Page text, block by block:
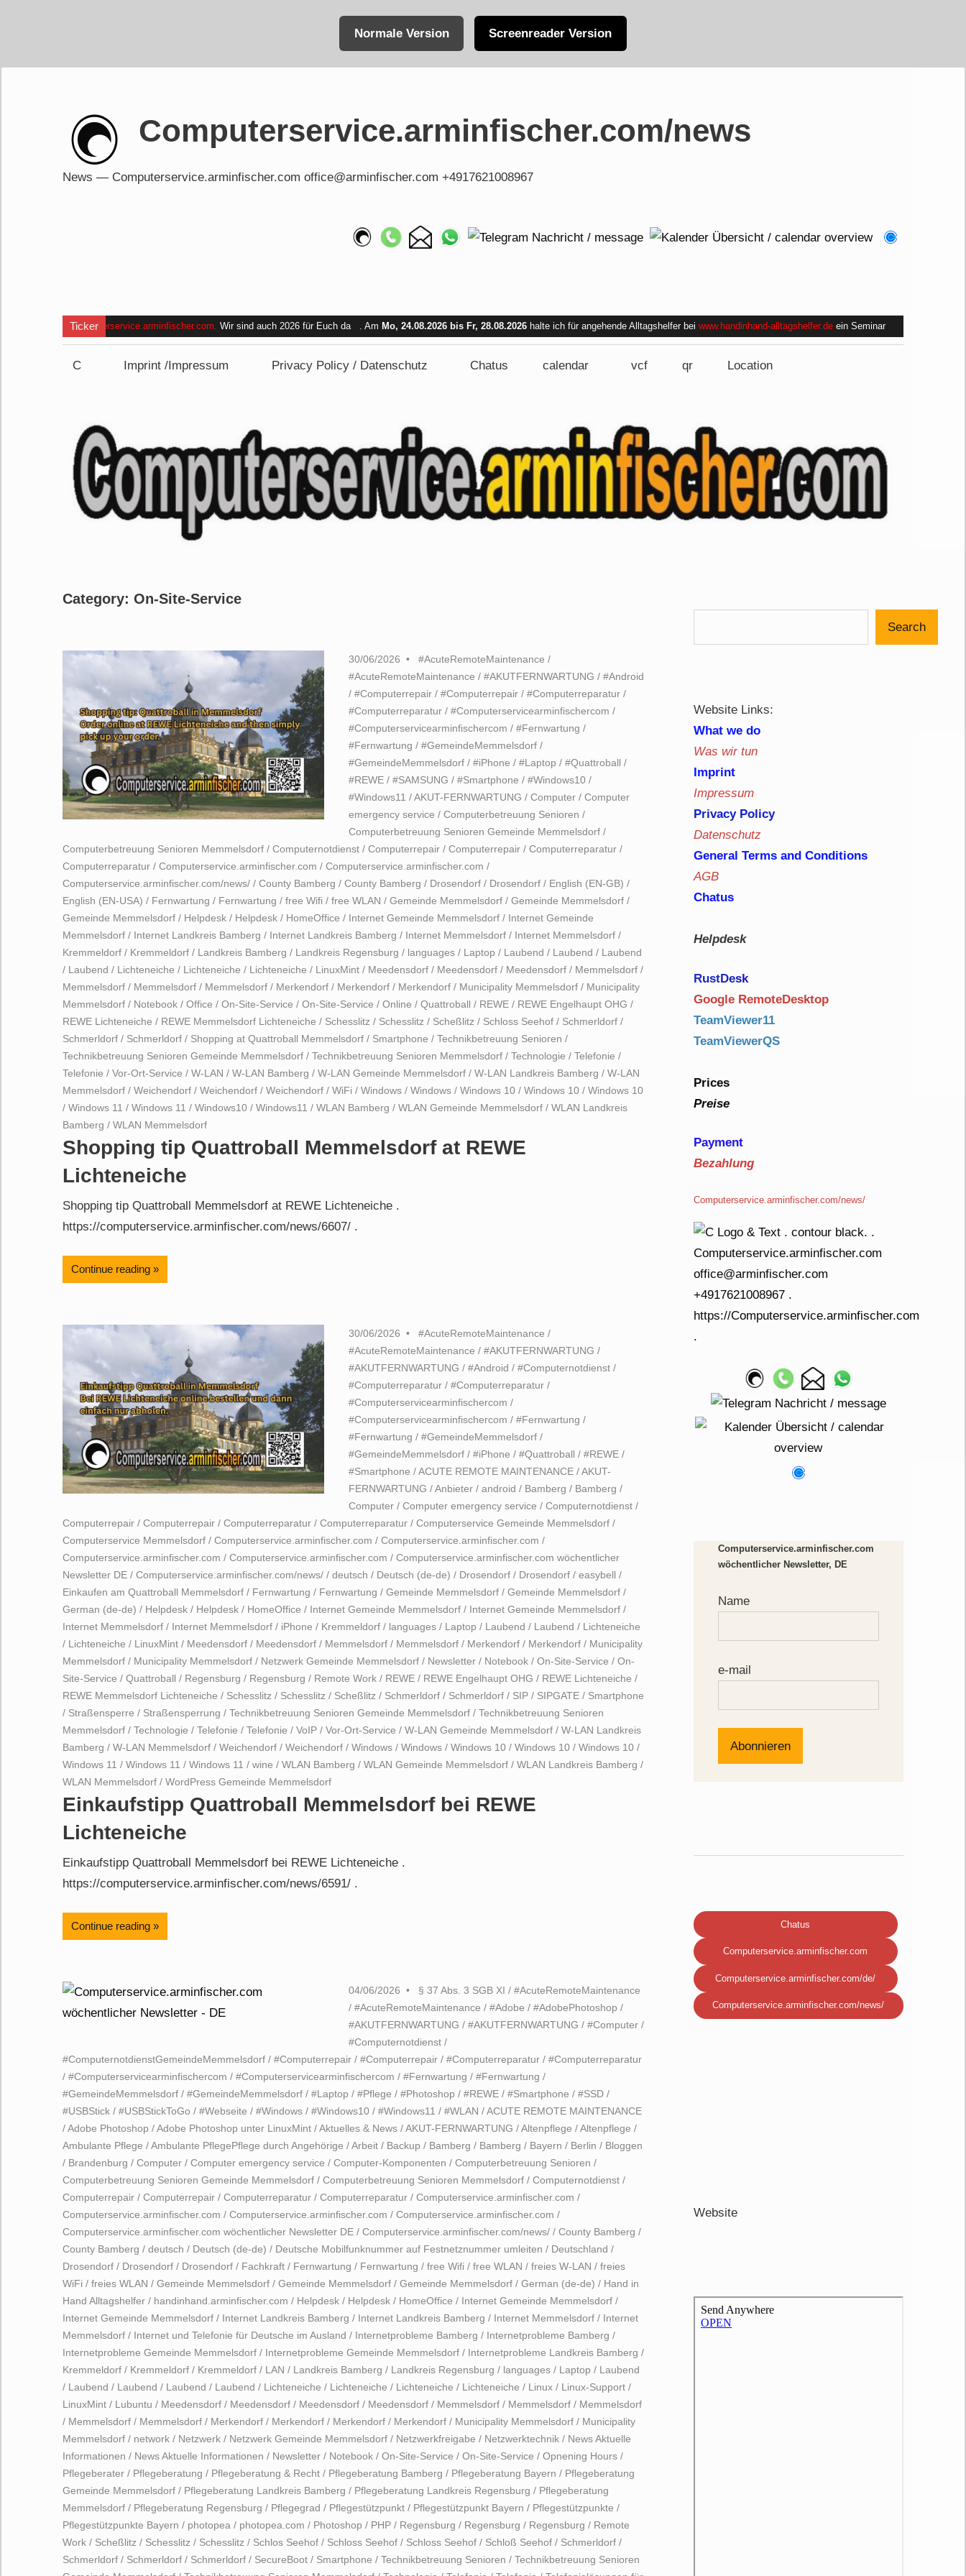
Normale Version Screenreader Version
content
Computerservice.arminfischer.com/news
News — Computerservice.arminfischer.com office@arminfischer.com +4917621008967
Ticker
Computerservice.arminfischer.com Wir sind auch 2026 für Euch da . Am Mo, 24.08.2026 bis Fr, 28.08.2026 halte ich für angehende Alltagshelfer bei www.handinhand-alltagshelfer.de ein Seminar
und bin im Zeitraumvon 09:00 bis 15:00 Uhr nicht erreichbar. Am Mi. 26.08.2026 sind wir nicht verfügbar.
C Imprint /Impressum Privacy Policy / Datenschutz Chatus calendar vcf qr Location
Category: On-Site-Service
30/06/2026 #AcuteRemoteMaintenance /
#AcuteRemoteMaintenance /#AKUTFERNWARTUNG /#Android
/#Computerrepair /#Computerrepair /#Computerreparatur /
#Computerreparatur /#Computerservicearminfischercom /
#Computerservicearminfischercom /#Fernwartung /
#Fernwartung /#GemeindeMemmelsdorf /
#GemeindeMemmelsdorf /#iPhone /#Laptop /#Quattroball /
#REWE /#SAMSUNG /#Smartphone /#Windows10 /
#Windows11 /AKUT-FERNWARTUNG /Computer /Computer
emergency service /Computerbetreuung Senioren /
Computerbetreuung Senioren Gemeinde Memmelsdorf /
Computerbetreuung Senioren Memmelsdorf / Computernotdienst / Computerrepair / Computerrepair / Computerreparatur /
Computerreparatur / Computerservice.arminfischer.com / Computerservice.arminfischer.com /
Computerservice.arminfischer.com/news/ / County Bamberg / County Bamberg / Drosendorf / Drosendorf / English (EN-GB) /
English (EN-USA) / Fernwartung / Fernwartung / free Wifi / free WLAN / Gemeinde Memmelsdorf / Gemeinde Memmelsdorf /
Gemeinde Memmelsdorf / Helpdesk / Helpdesk / HomeOffice / Internet Gemeinde Memmelsdorf / Internet Gemeinde
Memmelsdorf / Internet Landkreis Bamberg / Internet Landkreis Bamberg / Internet Memmelsdorf / Internet Memmelsdorf /
Kremmeldorf / Kremmeldorf / Landkreis Bamberg / Landkreis Regensburg / languages / Laptop / Laubend / Laubend / Laubend
/ Laubend / Lichteneiche / Lichteneiche / Lichteneiche / LinuxMint / Meedensdorf / Meedensdorf / Meedensdorf / Memmelsdorf /
Memmelsdorf / Memmelsdorf / Memmelsdorf / Merkendorf / Merkendorf / Merkendorf / Municipality Memmelsdorf / Municipality
Memmelsdorf / Notebook / Office / On-Site-Service / On-Site-Service / Online / Quattroball / REWE / REWE Engelhaupt OHG /
REWE Lichteneiche / REWE Memmelsdorf Lichteneiche / Schesslitz / Schesslitz / Scheßlitz / Schloss Seehof / Schmerldorf /
Schmerldorf / Schmerldorf / Shopping at Quattroball Memmelsdorf / Smartphone / Technikbetreuung Senioren /
Technikbetreuung Senioren Gemeinde Memmelsdorf / Technikbetreuung Senioren Memmelsdorf / Technologie / Telefonie /
Telefonie / Vor-Ort-Service / W-LAN / W-LAN Bamberg / W-LAN Gemeinde Memmelsdorf / W-LAN Landkreis Bamberg / W-LAN
Memmelsdorf / Weichendorf / Weichendorf / Weichendorf / WiFi / Windows / Windows / Windows 10 / Windows 10 / Windows 10
/ Windows 11 / Windows 11 / Windows10 / Windows11 / WLAN Bamberg / WLAN Gemeinde Memmelsdorf / WLAN Landkreis
Bamberg / WLAN Memmelsdorf
Shopping tip Quattroball Memmelsdorf at REWE
Lichteneiche
Shopping tip Quattroball Memmelsdorf at REWE Lichteneiche .
https://computerservice.arminfischer.com/news/6607/ .
Continue reading
30/06/2026 #AcuteRemoteMaintenance /
#AcuteRemoteMaintenance /#AKUTFERNWARTUNG /
#AKUTFERNWARTUNG /#Android /#Computernotdienst /
#Computerreparatur /#Computerreparatur /
#Computerservicearminfischercom /
#Computerservicearminfischercom /#Fernwartung /
#Fernwartung /#GemeindeMemmelsdorf /
#GemeindeMemmelsdorf /#iPhone /#Quattroball /#REWE /
#Smartphone /ACUTE REMOTE MAINTENANCE /AKUT-
FERNWARTUNG /Anbieter /android / Bamberg / Bamberg /
Computer /Computer emergency service /Computernotdienst /
Computerrepair / Computerrepair / Computerreparatur / Computerreparatur / Computerservice Gemeinde Memmelsdorf /
Computerservice Memmelsdorf / Computerservice.arminfischer.com / Computerservice.arminfischer.com /
Computerservice.arminfischer.com / Computerservice.arminfischer.com / Computerservice.arminfischer.com wöchentlicher
Newsletter DE / Computerservice.arminfischer.com/news/ / deutsch / Deutsch (de-de) / Drosendorf / Drosendorf / easybell /
Einkaufen am Quattroball Memmelsdorf / Fernwartung / Fernwartung / Gemeinde Memmelsdorf / Gemeinde Memmelsdorf /
German (de-de) / Helpdesk / Helpdesk / HomeOffice / Internet Gemeinde Memmelsdorf / Internet Gemeinde Memmelsdorf /
Internet Memmelsdorf / Internet Memmelsdorf / iPhone / Kremmeldorf / languages / Laptop / Laubend / Laubend / Lichteneiche
/ Lichteneiche / LinuxMint / Meedensdorf / Meedensdorf / Memmelsdorf / Memmelsdorf / Merkendorf / Merkendorf / Municipality
Memmelsdorf / Municipality Memmelsdorf / Netzwerk Gemeinde Memmelsdorf / Newsletter / Notebook / On-Site-Service / On-
Site-Service / Quattroball / Regensburg / Regensburg / Remote Work / REWE / REWE Engelhaupt OHG / REWE Lichteneiche /
REWE Memmelsdorf Lichteneiche / Schesslitz / Schesslitz / Scheßlitz / Schmerldorf / Schmerldorf / SIP / SIPGATE / Smartphone
/ Straßensperre / Straßensperrung / Technikbetreuung Senioren Gemeinde Memmelsdorf / Technikbetreuung Senioren
Memmelsdorf / Technologie / Telefonie / Telefonie / VoIP / Vor-Ort-Service / W-LAN Gemeinde Memmelsdorf / W-LAN Landkreis
Bamberg / W-LAN Memmelsdorf / Weichendorf / Weichendorf / Windows / Windows / Windows 10 / Windows 10 / Windows 10 /
Windows 11 / Windows 11 / Windows 11 / wine / WLAN Bamberg / WLAN Gemeinde Memmelsdorf / WLAN Landkreis Bamberg /
WLAN Memmelsdorf / WordPress Gemeinde Memmelsdorf
Einkaufstipp Quattroball Memmelsdorf bei REWE
Lichteneiche
Einkaufstipp Quattroball Memmelsdorf bei REWE Lichteneiche .
https://computerservice.arminfischer.com/news/6591/ .
Continue reading
04/06/2026 § 37 Abs. 3 SGB XI /#AcuteRemoteMaintenance
/#AcuteRemoteMaintenance /#Adobe /#AdobePhotoshop /
#AKUTFERNWARTUNG /#AKUTFERNWARTUNG /#Computer /
#Computernotdienst /
#ComputernotdienstGemeindeMemmelsdorf / #Computerrepair / #Computerrepair / #Computerreparatur / #Computerreparatur
/ #Computerservicearminfischercom / #Computerservicearminfischercom / #Fernwartung / #Fernwartung /
#GemeindeMemmelsdorf / #GemeindeMemmelsdorf / #Laptop / #Pflege / #Photoshop / #REWE / #Smartphone / #SSD /
#USBStick / #USBStickToGo / #Webseite / #Windows / #Windows10 / #Windows11 / #WLAN /ACUTE REMOTE MAINTENANCE
/Adobe Photoshop /Adobe Photoshop unter LinuxMint /Aktuelles & News /AKUT-FERNWARTUNG /Altenpflege /Altenpflege /
Ambulante Pflege /Ambulante PflegePflege durch Angehörige /Arbeit / Backup / Bamberg / Bamberg / Bayern / Berlin / Bloggen
/ Brandenburg / Computer / Computer emergency service / Computer-Komponenten / Computerbetreuung Senioren /
Computerbetreuung Senioren Gemeinde Memmelsdorf / Computerbetreuung Senioren Memmelsdorf / Computernotdienst /
Computerrepair / Computerrepair / Computerreparatur / Computerreparatur / Computerservice.arminfischer.com /
Computerservice.arminfischer.com / Computerservice.arminfischer.com / Computerservice.arminfischer.com /
Computerservice.arminfischer.com wöchentlicher Newsletter DE / Computerservice.arminfischer.com/news/ / County Bamberg /
County Bamberg / deutsch / Deutsch (de-de) / Deutsche Mobilfunknummer auf Festnetznummer umleiten / Deutschland /
Drosendorf / Drosendorf / Drosendorf / Fachkraft / Fernwartung / Fernwartung / free Wifi / free WLAN / freies W-LAN / freies
WiFi / freies WLAN / Gemeinde Memmelsdorf / Gemeinde Memmelsdorf / Gemeinde Memmelsdorf / German (de-de) / Hand in
Hand Alltagshelfer / handinhand.arminfischer.com / Helpdesk / Helpdesk / HomeOffice / Internet Gemeinde Memmelsdorf /
Internet Gemeinde Memmelsdorf / Internet Landkreis Bamberg / Internet Landkreis Bamberg / Internet Memmelsdorf / Internet
Memmelsdorf / Internet und Telefonie für Deutsche im Ausland / Internetprobleme Bamberg / Internetprobleme Bamberg /
Internetprobleme Gemeinde Memmelsdorf / Internetprobleme Gemeinde Memmelsdorf / Internetprobleme Landkreis Bamberg /
Kremmeldorf / Kremmeldorf / Kremmeldorf / LAN / Landkreis Bamberg / Landkreis Regensburg / languages / Laptop / Laubend
/ Laubend / Laubend / Laubend / Laubend / Lichteneiche / Lichteneiche / Lichteneiche / Lichteneiche / Linux / Linux-Support /
LinuxMint / Lubuntu / Meedensdorf / Meedensdorf / Meedensdorf / Meedensdorf / Memmelsdorf / Memmelsdorf / Memmelsdorf
/ Memmelsdorf / Memmelsdorf / Merkendorf / Merkendorf / Merkendorf / Merkendorf / Municipality Memmelsdorf / Municipality
Memmelsdorf / network / Netzwerk / Netzwerk Gemeinde Memmelsdorf / Netzwerkfreigabe / Netzwerktechnik / News Aktuelle
Informationen / News Aktuelle Informationen / Newsletter / Notebook / On-Site-Service / On-Site-Service / Opnening Hours /
Pflegeberater / Pflegeberatung / Pflegeberatung & Recht / Pflegeberatung Bamberg / Pflegeberatung Bayern / Pflegeberatung
Gemeinde Memmelsdorf / Pflegeberatung Landkreis Bamberg / Pflegeberatung Landkreis Regensburg / Pflegeberatung
Memmelsdorf / Pflegeberatung Regensburg / Pflegegrad / Pflegestützpunkt / Pflegestützpunkt Bayern / Pflegestützpunkte /
Pflegestützpunkte Bayern / photopea / photopea.com / Photoshop / PHP / Regensburg / Regensburg / Regensburg / Remote
Work / Scheßlitz / Schesslitz / Schesslitz / Schlos Seehof / Schloss Seehof / Schloss Seehof / Schloß Seehof / Schmerldorf /
Schmerldorf / Schmerldorf / Schmerldorf / SecureBoot / Smartphone / Technikbetreuung Senioren / Technikbetreuung Senioren
Search
Website Links:
What we do
Was wir tun
Imprint
Impressum
Privacy Policy
Datenschutz
General Terms and Conditions
AGB
Chatus
Helpdesk
RustDesk
Google RemoteDesktop
TeamViewer11
TeamViewerQS
Prices
Preise
Payment
Bezahlung
Computerservice.arminfischer.com/news/
Computerservice.arminfischer.com
wöchentlicher Newsletter, DE
Name
e-mail
Chatus
Computerservice.arminfischer.com
Computerservice.arminfischer.com/de/
Computerservice.arminfischer.com/news/
Website